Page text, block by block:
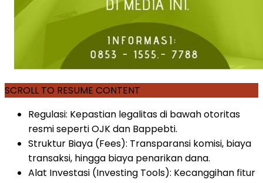
SCROLL TO RESUME CONTENT
Regulasi: Kepastian legalitas di bawah otoritas
resmi seperti OJK dan Bappebti.
Struktur Biaya (Fees): Transparansi komisi, biaya
transaksi, hingga biaya penarikan dana.
Alat Investasi (Investing Tools): Kecanggihan fitur